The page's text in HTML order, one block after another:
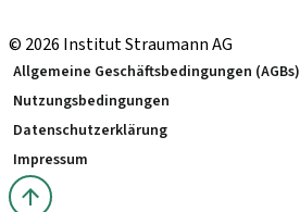
© 2026 Institut Straumann AG
Allgemeine Geschäftsbedingungen (AGBs)
Nutzungsbedingungen
Datenschutzerklärung
Impressum